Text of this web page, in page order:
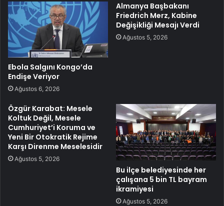
Ebola Salgını Kongo’da
Endişe Veriyor
Ağustos 6, 2026
Almanya Başbakanı
Friedrich Merz, Kabine
Değişikliği Mesajı Verdi
Ağustos 5, 2026
Özgür Karabat: Mesele
Koltuk Değil, Mesele
Cumhuriyet’i Koruma ve
Yeni Bir Otokratik Rejime
Karşı Direnme Meselesidir
Ağustos 5, 2026
Bu ilçe belediyesinde her
çalışana 5 bin TL bayram
ikramiyesi
Ağustos 5, 2026